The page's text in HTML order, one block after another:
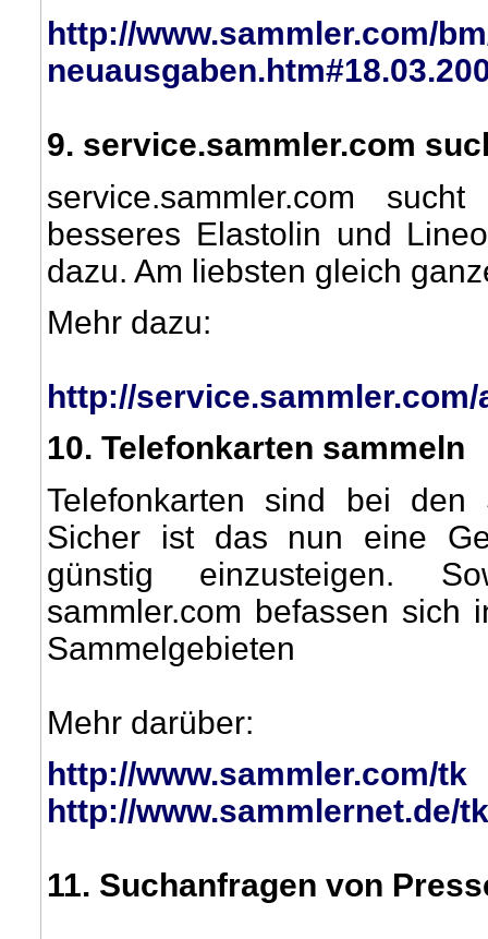
http://www.sammler.com/
9. service.sammler.com
service.sammler.com
besseres Elastolin und
dazu. Am liebsten gleich
Mehr dazu:
http://
10. Telefonkarten sammeln
Telefonkarten sind bei
Sicher ist das nun eine
günstig einzusteigen.
sammler.com befassen sich
Sammelgebieten
Mehr darüber:
http://www.sammler.com/tk
http://www.sammlernet.de/
11. Suchanfragen von